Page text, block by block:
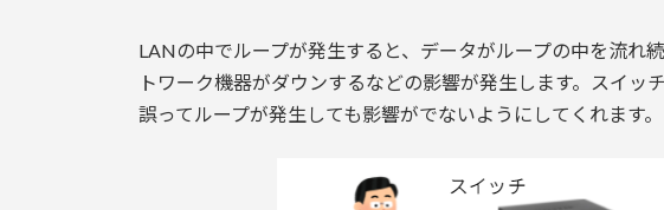
LANの中でループが発生すると、データがループの中を流れ
トワーク機器がダウンするなどの影響が発生します。スイッ
誤ってループが発生しても影響がでないようにしてくれます。